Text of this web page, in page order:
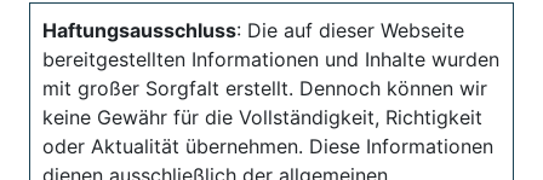
Haftungsausschluss: Die auf dieser Webseite
bereitgestellten Informationen und Inhalte wurden
mit großer Sorgfalt erstellt. Dennoch können wir
keine Gewähr für die Vollständigkeit, Richtigkeit
oder Aktualität übernehmen. Diese Informationen
dienen ausschließlich der allgemeinen